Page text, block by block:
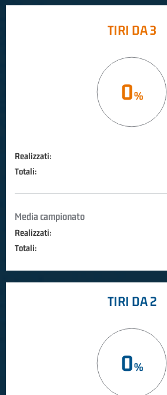
TIRI DA 3
0
Realizzati:
Totali:
Media campionato
Realizzati:
Totali:
TIRI DA 2
0